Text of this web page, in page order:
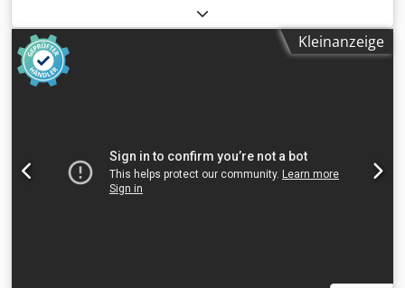
z-Weg 250 mm Maschinengewicht ca. 1,2 t Raumbedarf ca.
2000 x 1200 x 2500 mm Maschine wird mit sehr
umfangreichem Zubehör abgegeben
Kleinanzeige